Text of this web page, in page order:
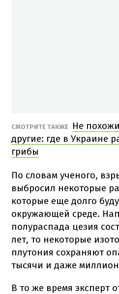
СМОТРИТЕ ТАКЖЕ
Не
другие: где в Украине
грибы
По словам ученого,
выбросил некоторые
которые еще долго
окружающей среде.
полураспада цезия
лет, то некоторые
плутония сохраняют
тысячи и даже
В то же время эксперт